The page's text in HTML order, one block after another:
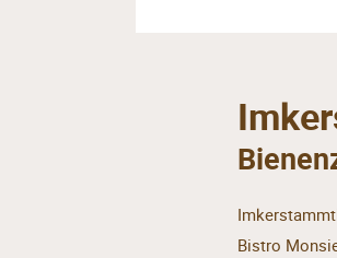
Bistro